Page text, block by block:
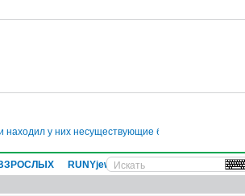
у них несуществующие болезни
RUNYjews ВЕСТИ ИЗ УКРАИНЫ